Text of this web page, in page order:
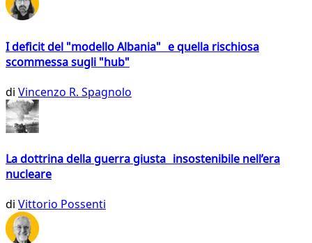
I deficit del "modello Albania" e quella rischiosa
scommessa sugli "hub"
di Vincenzo R. Spagnolo
La dottrina della guerra giusta insostenibile nell’era
nucleare
di Vittorio Possenti